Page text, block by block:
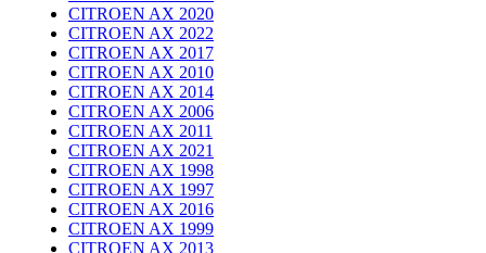
CITROEN AX 2020
CITROEN AX 2022
CITROEN AX 2017
CITROEN AX 2010
CITROEN AX 2014
CITROEN AX 2006
CITROEN AX 2011
CITROEN AX 2021
CITROEN AX 1998
CITROEN AX 1997
CITROEN AX 2016
CITROEN AX 1999
CITROEN AX 2013